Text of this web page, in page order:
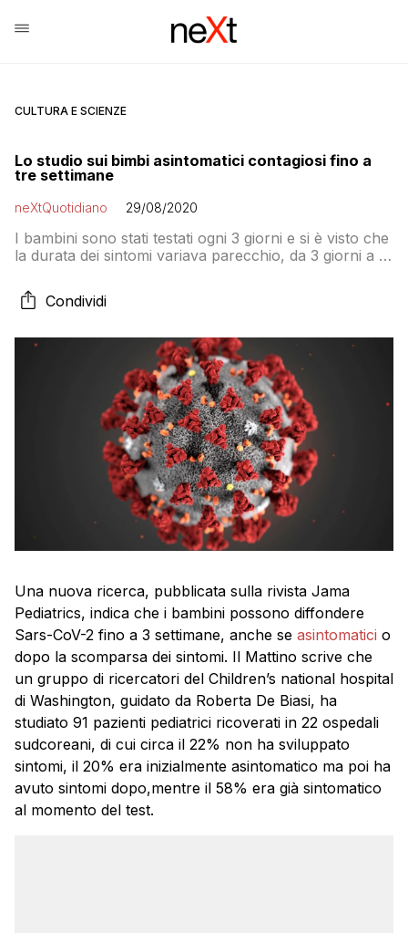
CULTURA E SCIENZE
Lo studio sui bimbi asintomatici contagiosi fino a
tre settimane
neXtQuotidiano 29/08/2020
I bambini sono stati testati ogni 3 giorni e si è visto che
la durata dei sintomi variava parecchio, da 3 giorni a 3
per 2,5 settimane, una parte significativa dei bambini –
circa 1/5 degli asintomatici e la metà di quelli sintomatici
Condividi
Una nuova ricerca, pubblicata sulla rivista Jama
Pediatrics, indica che i bambini possono diffondere
Sars-CoV-2 fino a 3 settimane, anche se asintomatici o
dopo la scomparsa dei sintomi. Il Mattino scrive che
un gruppo di ricercatori del Children’s national hospital
di Washington, guidato da Roberta De Biasi, ha
studiato 91 pazienti pediatrici ricoverati in 22 ospedali
sudcoreani, di cui circa il 22% non ha sviluppato
sintomi, il 20% era inizialmente asintomatico ma poi ha
avuto sintomi dopo,mentre il 58% era già sintomatico
al momento del test.